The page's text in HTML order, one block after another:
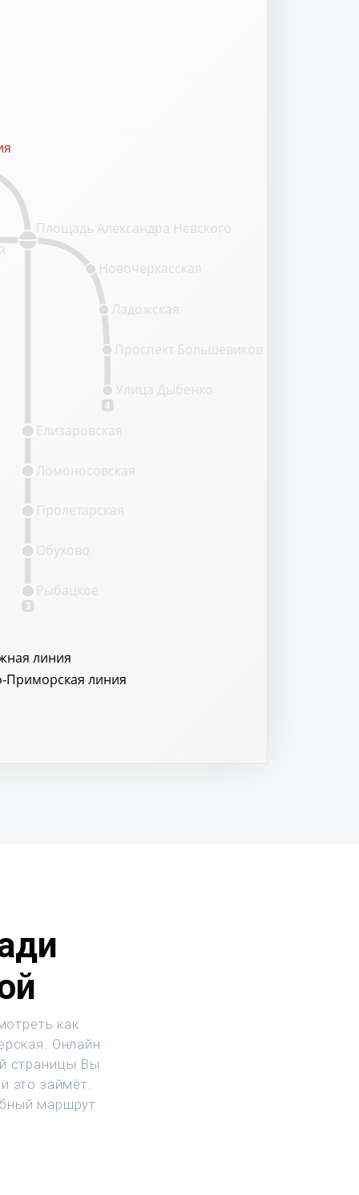
линия
Приморская линия
3
4
Площадь Александра Невского
Новочеркасская
Ладожская
Проспект Большевиков
Улица Дыбенко
Рыбацкое
Обухово
Пролетарская
Ломоносовская
Елизаровская
как
Онлайн
страницы Вы
это займёт.
маршрут